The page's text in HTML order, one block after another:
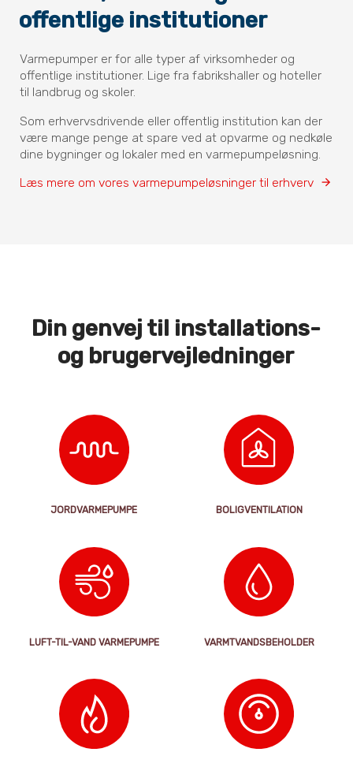
offentlige institutioner
Varmepumper er for alle typer af virksomheder og
offentlige institutioner. Lige fra fabrikshaller og hoteller
til landbrug og skoler.
Som erhvervsdrivende eller offentlig institution kan der
være mange penge at spare ved at opvarme og nedkøle
dine bygninger og lokaler med en varmepumpeløsning.
Læs mere om vores varmepumpeløsninger til erhverv
Din genvej til installations-
og brugervejledninger
JORDVARMEPUMPE BOLIGVENTILATION
LUFT-TIL-VAND VARMEPUMPE VARMTVANDS­BEHOLDER